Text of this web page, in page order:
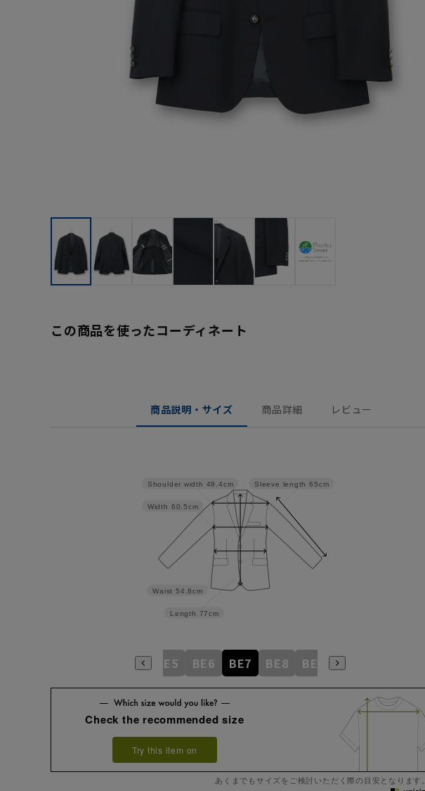
この商品を使ったコーディネート
商品説明・サイズ 商品詳細 レビュー
Sleeve length 65cm
Length 77cm
Waist 54.8cm
Width 60.5cm
Shoulder width 49.4cm
BE4 BE5 BE6 BE7 BE8 BE9 BE10
Check the recommended size
Try this item on
あくまでもサイズをご検討いただく際の目安となります。